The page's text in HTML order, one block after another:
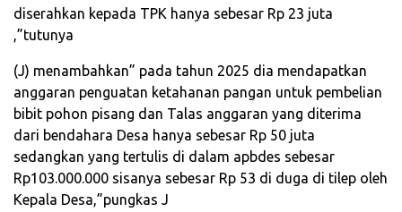
diserahkan kepada TPK hanya sebesar Rp 23 juta
,”tutunya
(J) menambahkan” pada tahun 2025 dia mendapatkan
anggaran penguatan ketahanan pangan untuk pembelian
bibit pohon pisang dan Talas anggaran yang diterima
dari bendahara Desa hanya sebesar Rp 50 juta
sedangkan yang tertulis di dalam apbdes sebesar
Rp103.000.000 sisanya sebesar Rp 53 di duga di tilep oleh
Kepala Desa,”pungkas J